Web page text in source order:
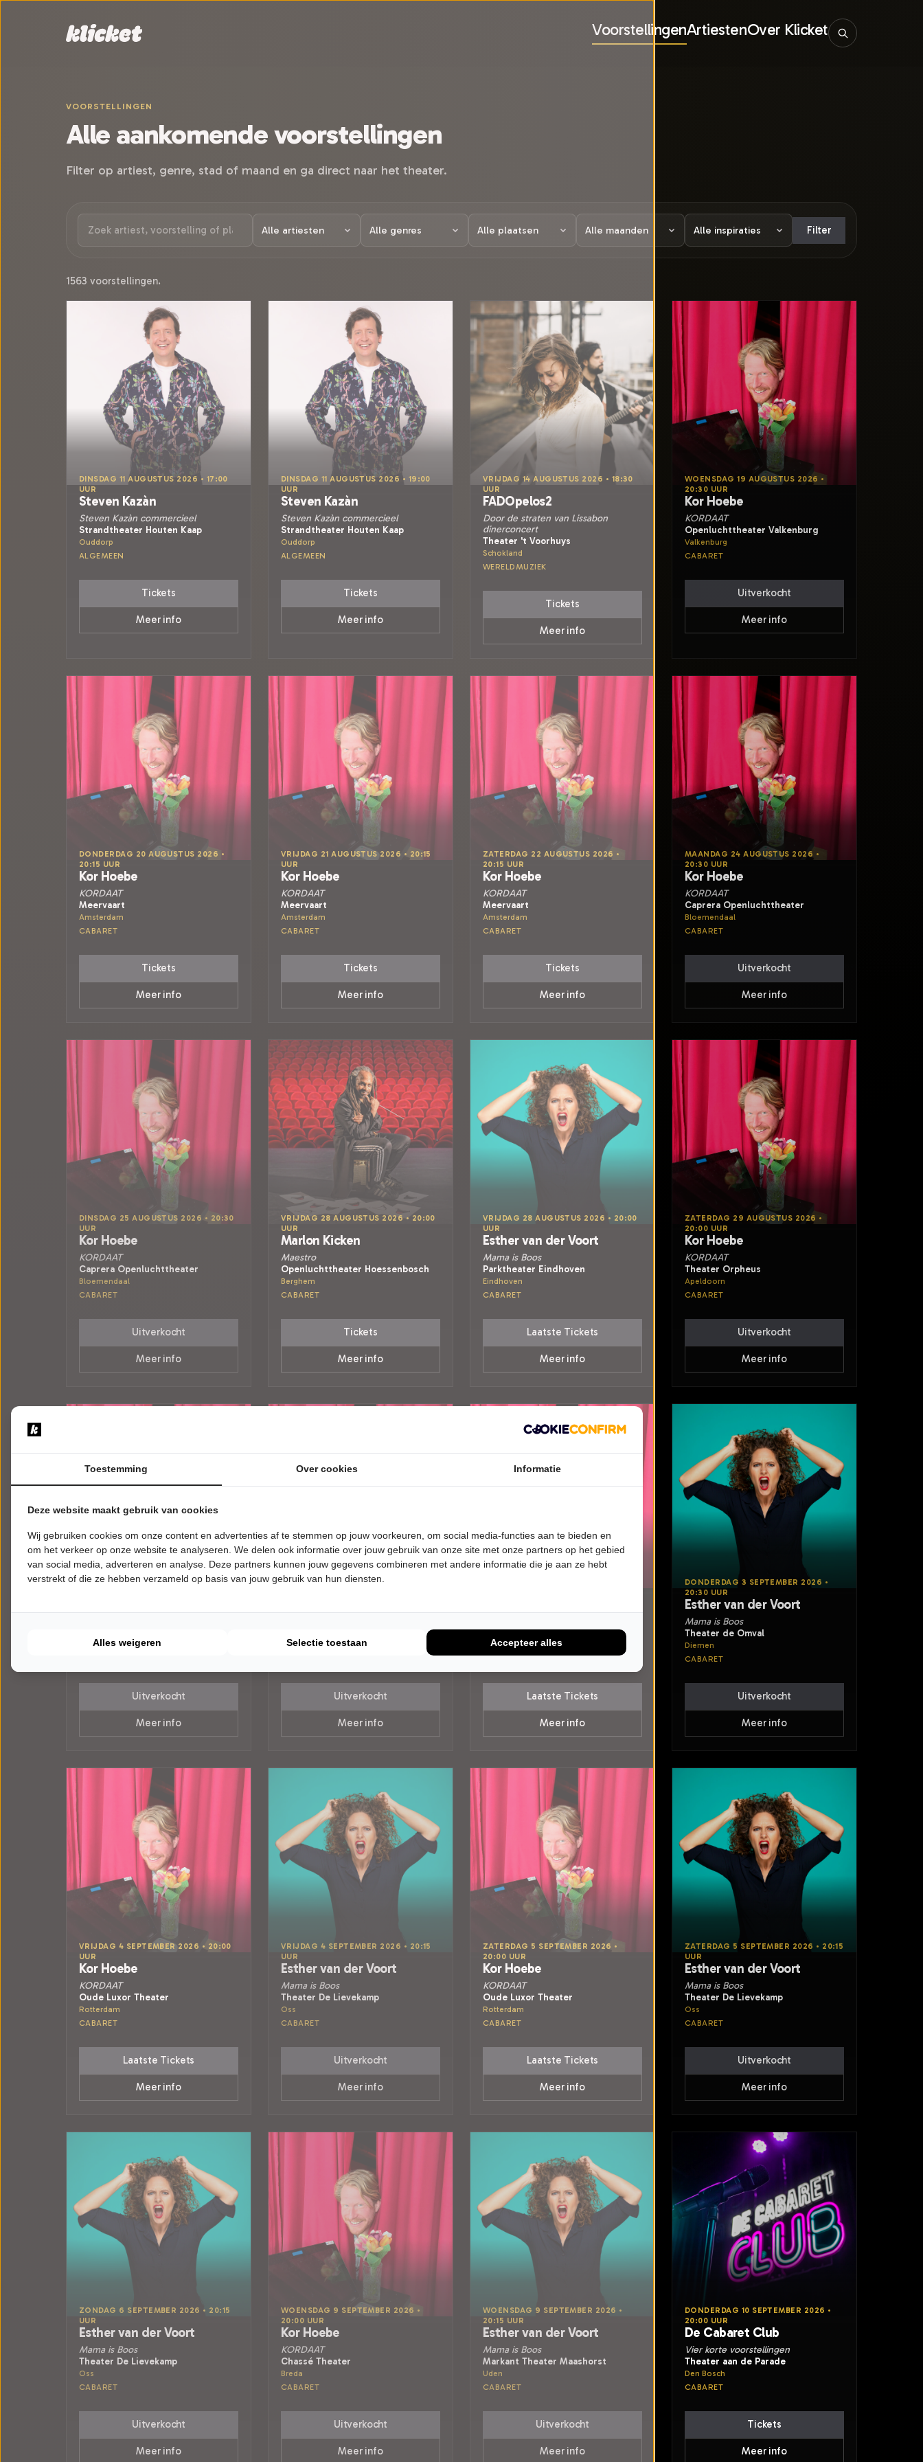
VoorstellingenArtiestenOver Klicket
VOORSTELLINGEN
Alle aankomende voorstellingen
Filter op artiest, genre, stad of maand en ga direct naar het theater.
Filter
1563 voorstellingen.
DINSDAG 11 AUGUSTUS 2026 • 17:00
UUR
Steven Kazàn
Steven Kazàn commercieel
Strandtheater Houten Kaap
Ouddorp
ALGEMEEN
Tickets
Meer info
DINSDAG 11 AUGUSTUS 2026 • 19:00
UUR
Steven Kazàn
Steven Kazàn commercieel
Strandtheater Houten Kaap
Ouddorp
ALGEMEEN
Tickets
Meer info
VRIJDAG 14 AUGUSTUS 2026 • 18:30
UUR
FADOpelos2
Door de straten van Lissabon
dinerconcert
Theater 't Voorhuys
Schokland
WERELDMUZIEK
Tickets
Meer info
WOENSDAG 19 AUGUSTUS 2026 •
20:30 UUR
Kor Hoebe
KORDAAT
Openluchttheater Valkenburg
Valkenburg
CABARET
Uitverkocht
Meer info
DONDERDAG 20 AUGUSTUS 2026 •
20:15 UUR
Kor Hoebe
KORDAAT
Meervaart
Amsterdam
CABARET
Tickets
Meer info
VRIJDAG 21 AUGUSTUS 2026 • 20:15
UUR
Kor Hoebe
KORDAAT
Meervaart
Amsterdam
CABARET
Tickets
Meer info
ZATERDAG 22 AUGUSTUS 2026 •
20:15 UUR
Kor Hoebe
KORDAAT
Meervaart
Amsterdam
CABARET
Tickets
Meer info
MAANDAG 24 AUGUSTUS 2026 •
20:30 UUR
Kor Hoebe
KORDAAT
Caprera Openluchttheater
Bloemendaal
CABARET
Uitverkocht
Meer info
DINSDAG 25 AUGUSTUS 2026 • 20:30
UUR
Kor Hoebe
KORDAAT
Caprera Openluchttheater
Bloemendaal
CABARET
Uitverkocht
Meer info
VRIJDAG 28 AUGUSTUS 2026 • 20:00
UUR
Marlon Kicken
Maestro
Openluchttheater Hoessenbosch
Berghem
CABARET
Tickets
Meer info
VRIJDAG 28 AUGUSTUS 2026 • 20:00
UUR
Esther van der Voort
Mama is Boos
Parktheater Eindhoven
Eindhoven
CABARET
Laatste Tickets
Meer info
ZATERDAG 29 AUGUSTUS 2026 •
20:00 UUR
Kor Hoebe
KORDAAT
Theater Orpheus
Apeldoorn
CABARET
Uitverkocht
Meer info
DINSDAG 1 SEPTEMBER 2026 • 20:00
Amsterdam
Uitverkocht
Meer info
WOENSDAG 2 SEPTEMBER 2026 •
Amsterdam
Uitverkocht
Meer info
Oude Luxor Theater
Rotterdam
Laatste Tickets
Meer info
DONDERDAG 3 SEPTEMBER 2026 •
20:30 UUR
Esther van der Voort
Mama is Boos
Theater de Omval
Diemen
CABARET
Uitverkocht
Meer info
VRIJDAG 4 SEPTEMBER 2026 • 20:00
UUR
Kor Hoebe
KORDAAT
Oude Luxor Theater
Rotterdam
CABARET
Laatste Tickets
Meer info
VRIJDAG 4 SEPTEMBER 2026 • 20:15
UUR
Esther van der Voort
Mama is Boos
Theater De Lievekamp
Oss
CABARET
Uitverkocht
Meer info
ZATERDAG 5 SEPTEMBER 2026 •
20:00 UUR
Kor Hoebe
KORDAAT
Oude Luxor Theater
Rotterdam
CABARET
Laatste Tickets
Meer info
ZATERDAG 5 SEPTEMBER 2026 • 20:15
UUR
Esther van der Voort
Mama is Boos
Theater De Lievekamp
Oss
CABARET
Uitverkocht
Meer info
ZONDAG 6 SEPTEMBER 2026 • 20:15
UUR
Esther van der Voort
Mama is Boos
Theater De Lievekamp
Oss
CABARET
Uitverkocht
Meer info
WOENSDAG 9 SEPTEMBER 2026 •
20:00 UUR
Kor Hoebe
KORDAAT
Chassé Theater
Breda
CABARET
Uitverkocht
Meer info
WOENSDAG 9 SEPTEMBER 2026 •
20:15 UUR
Esther van der Voort
Mama is Boos
Markant Theater Maashorst
Uden
CABARET
Uitverkocht
Meer info
DONDERDAG 10 SEPTEMBER 2026 •
20:00 UUR
De Cabaret Club
Vier korte voorstellingen
Theater aan de Parade
Den Bosch
CABARET
Tickets
Meer info
Toestemming Over cookies Informatie
Deze website maakt gebruik van cookies
Wij gebruiken cookies om onze content en advertenties af te stemmen op jouw voorkeuren, om social media-functies aan te bieden en
om het verkeer op onze website te analyseren. We delen ook informatie over jouw gebruik van onze site met onze partners op het gebied
van social media, adverteren en analyse. Deze partners kunnen jouw gegevens combineren met andere informatie die je aan ze hebt
verstrekt of die ze hebben verzameld op basis van jouw gebruik van hun diensten.
Alles weigeren Selectie toestaan Accepteer alles